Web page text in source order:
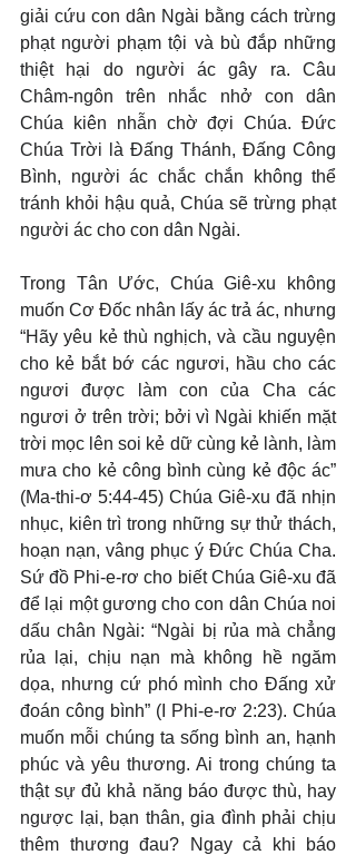
giải cứu con dân Ngài bằng cách trừng
phạt người phạm tội và bù đắp những
thiệt hại do người ác gây ra. Câu
Châm-ngôn trên nhắc nhở con dân
Chúa kiên nhẫn chờ đợi Chúa. Đức
Chúa Trời là Đấng Thánh, Đấng Công
Bình, người ác chắc chắn không thể
tránh khỏi hậu quả, Chúa sẽ trừng phạt
người ác cho con dân Ngài.
Trong Tân Ước, Chúa Giê-xu không
muốn Cơ Đốc nhân lấy ác trả ác, nhưng
“Hãy yêu kẻ thù nghịch, và cầu nguyện
cho kẻ bắt bớ các ngươi, hầu cho các
ngươi được làm con của Cha các
ngươi ở trên trời; bởi vì Ngài khiến mặt
trời mọc lên soi kẻ dữ cùng kẻ lành, làm
mưa cho kẻ công bình cùng kẻ độc ác”
(Ma-thi-ơ 5:44-45) Chúa Giê-xu đã nhịn
nhục, kiên trì trong những sự thử thách,
hoạn nạn, vâng phục ý Đức Chúa Cha.
Sứ đồ Phi-e-rơ cho biết Chúa Giê-xu đã
để lại một gương cho con dân Chúa noi
dấu chân Ngài: “Ngài bị rủa mà chẳng
rủa lại, chịu nạn mà không hề ngăm
dọa, nhưng cứ phó mình cho Đấng xử
đoán công bình” (I Phi-e-rơ 2:23). Chúa
muốn mỗi chúng ta sống bình an, hạnh
phúc và yêu thương. Ai trong chúng ta
thật sự đủ khả năng báo được thù, hay
ngược lại, bạn thân, gia đình phải chịu
thêm thương đau? Ngay cả khi báo